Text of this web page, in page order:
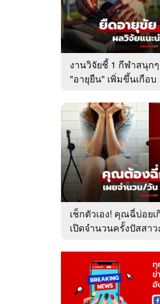
งานวิจัยชี้ 1 กีฬาสนุก
"อายุยืน" เพิ่มขึ้นเกือบ
เช็กตัวเอง! คุณฉี่บ่อย
เปิดจำนวนครั้งปัสสา